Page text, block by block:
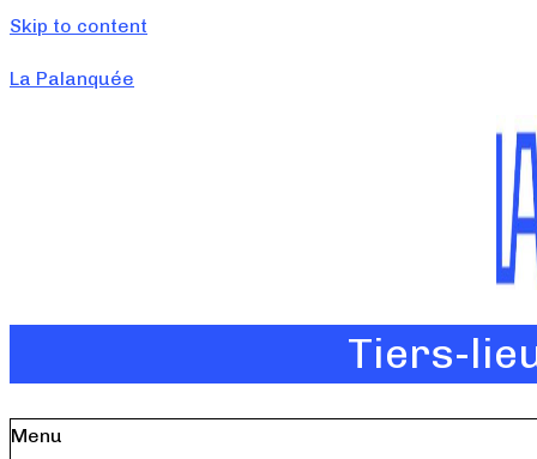
Skip to content
La Palanquée
Tiers-
Menu